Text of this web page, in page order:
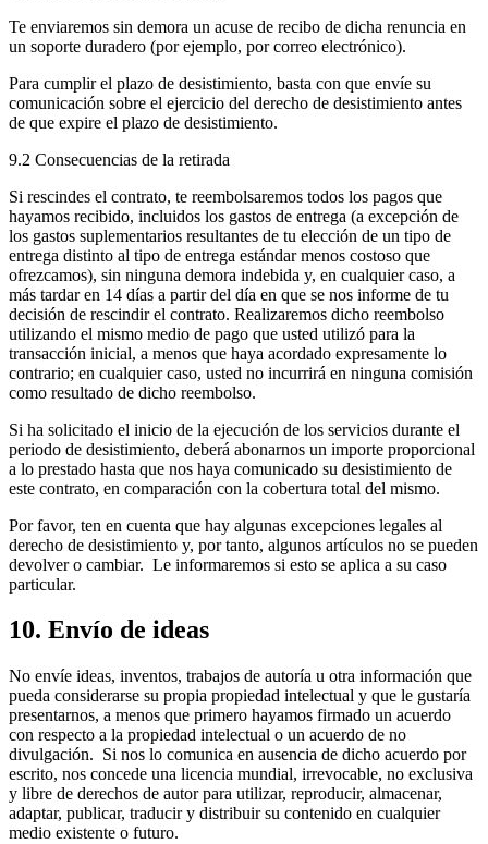
Te enviaremos sin demora un acuse de recibo de dicha renuncia en
un soporte duradero (por ejemplo, por correo electrónico).
Para cumplir el plazo de desistimiento, basta con que envíe su
comunicación sobre el ejercicio del derecho de desistimiento antes
de que expire el plazo de desistimiento.
9.2 Consecuencias de la retirada
Si rescindes el contrato, te reembolsaremos todos los pagos que
hayamos recibido, incluidos los gastos de entrega (a excepción de
los gastos suplementarios resultantes de tu elección de un tipo de
entrega distinto al tipo de entrega estándar menos costoso que
ofrezcamos), sin ninguna demora indebida y, en cualquier caso, a
más tardar en 14 días a partir del día en que se nos informe de tu
decisión de rescindir el contrato. Realizaremos dicho reembolso
utilizando el mismo medio de pago que usted utilizó para la
transacción inicial, a menos que haya acordado expresamente lo
contrario; en cualquier caso, usted no incurrirá en ninguna comisión
como resultado de dicho reembolso.
Si ha solicitado el inicio de la ejecución de los servicios durante el
periodo de desistimiento, deberá abonarnos un importe proporcional
a lo prestado hasta que nos haya comunicado su desistimiento de
este contrato, en comparación con la cobertura total del mismo.
Por favor, ten en cuenta que hay algunas excepciones legales al
derecho de desistimiento y, por tanto, algunos artículos no se pueden
devolver o cambiar. Le informaremos si esto se aplica a su caso
particular.
10. Envío de ideas
No envíe ideas, inventos, trabajos de autoría u otra información que
pueda considerarse su propia propiedad intelectual y que le gustaría
presentarnos, a menos que primero hayamos firmado un acuerdo
con respecto a la propiedad intelectual o un acuerdo de no
divulgación. Si nos lo comunica en ausencia de dicho acuerdo por
escrito, nos concede una licencia mundial, irrevocable, no exclusiva
y libre de derechos de autor para utilizar, reproducir, almacenar,
adaptar, publicar, traducir y distribuir su contenido en cualquier
medio existente o futuro.